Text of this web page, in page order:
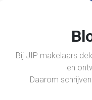
Bij JIP makelaars
en
Daarom